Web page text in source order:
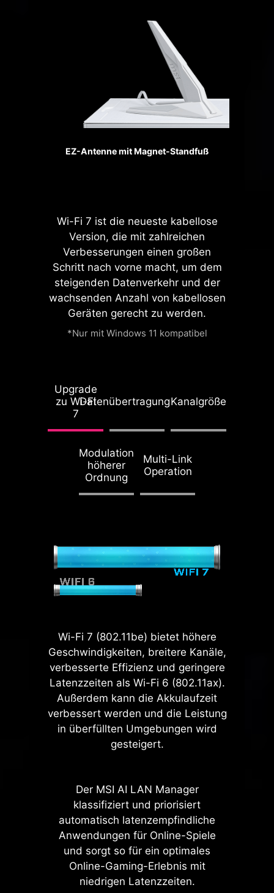
EZ-Antenne mit Magnet-Standfuß
Wi-Fi 7 ist die neueste kabellose
Version, die mit zahlreichen
Verbesserungen einen großen
Schritt nach vorne macht, um dem
steigenden Datenverkehr und der
wachsenden Anzahl von kabellosen
Geräten gerecht zu werden.
*Nur mit Windows 11 kompatibel
Upgrade
zu Wi-Fi
7
DatenübertragungsrateKanalgröße
Modulation
höherer
Ordnung
Multi-Link
Operation
Wi-Fi 7 (802.11be) bietet höhere
Geschwindigkeiten, breitere Kanäle,
verbesserte Effizienz und geringere
Latenzzeiten als Wi-Fi 6 (802.11ax).
Außerdem kann die Akkulaufzeit
verbessert werden und die Leistung
in überfüllten Umgebungen wird
gesteigert.
Der MSI AI LAN Manager
klassifiziert und priorisiert
automatisch latenzempfindliche
Anwendungen für Online-Spiele
und sorgt so für ein optimales
Online-Gaming-Erlebnis mit
niedrigen Latenzzeiten.
und haben eine optimierte Lane-
Bifurkation. Dadurch können der
Gen 5 x16-Steckplatz und der Gen
5 M.2-Anschluss unabhängig
voneinander laufen, was
Bandbreitenkonflikte vermeidet und
die maximale Leistung für GPUs
und SSDs freischaltet.
Full Bandwidth without
Split
Optimized PCIe Lane
Bifurcation
7000 CPUs
PCIe 5.0x4 für M.2 SSD
PCIe 5.0x16für GPU
Die Bandbreite einer x16-
Schnittstelle ist doppelt so hoch
wie bei der letzten Generation
und kann bis zu 128 GB/s
SMT PCIE 5.0 SLOT
Der moderne SMT-PCIE-Steckplatz
(Surface Mount Technology)
reduziert Störungen und elektrisches
Rauschen und unterstützt das PCI-E
5.0-Signal voll.